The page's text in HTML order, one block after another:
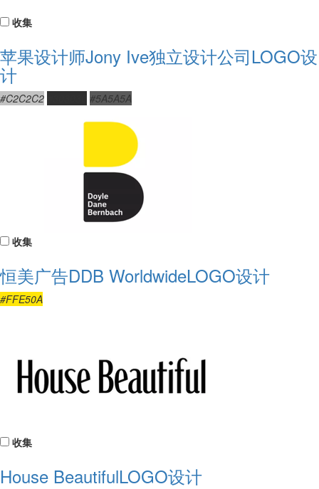
收集
苹果设计师Jony Ive独立设计公司LOGO设
计
#C2C2C2 #5A5A5A
收集
恒美广告DDB WorldwideLOGO设计
#FFE50A
收集
House BeautifulLOGO设计